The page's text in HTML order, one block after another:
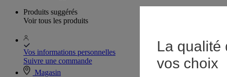
Produits suggérés
Voir tous les produits
Vos informations personnelles
Suivre une commande
Magasin
La qualité
vos choix